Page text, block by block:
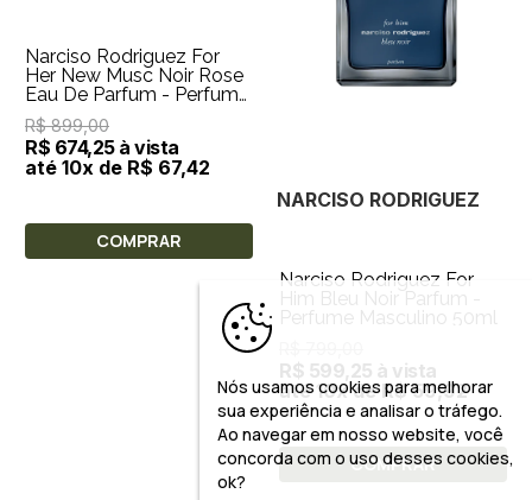
Narciso Rodriguez For
Her New Musc Noir Rose
Eau De Parfum - Perfume
Feminino 50ml
R$ 899,00
R$ 674,25 à vista
até 10x de R$ 67,42
COMPRAR
NARCISO RODRIGUEZ
Narciso Rodriguez For
Him Bleu Noir Parfum -
Perfume Masculino 50ml
R$ 599,25 à vista
até 10x de R$ 59,92
COMPRAR
Nós usamos cookies para melhorar
sua experiência e analisar o tráfego.
Ao navegar em nosso website, você
concorda com o uso desses cookies,
ok?